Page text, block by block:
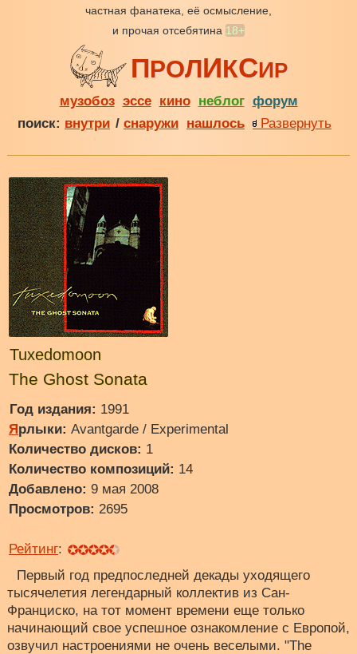
частная фанатека, её осмысление,
и прочая отсебятина 18+
ПРОЛИКСИР
музобоз эссе кино неблог форум
поиск: внутри / снаружи нашлось Развернуть
Tuxedomoon
The Ghost Sonata
Год издания: 1991
Ярлыки: Avantgarde / Experimental
Количество дисков: 1
Количество композиций: 14
Добавлено: 9 мая 2008
Просмотров: 2695
Рейтинг:
Первый год предпоследней декады уходящего
тысячелетия легендарный коллектив из Сан-
Франциско, на тот момент времени еще только
начинающий свое успешное ознакомление с Европой,
озвучил настроениями не очень веселыми. "The